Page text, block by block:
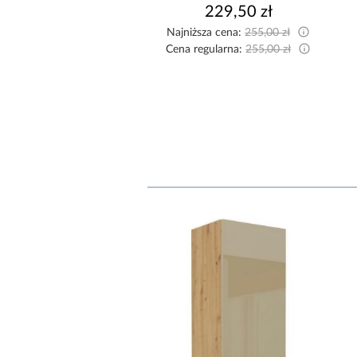
229,50 zł
Najniższa cena:255,00 zł
Cena regularna:255,00 zł